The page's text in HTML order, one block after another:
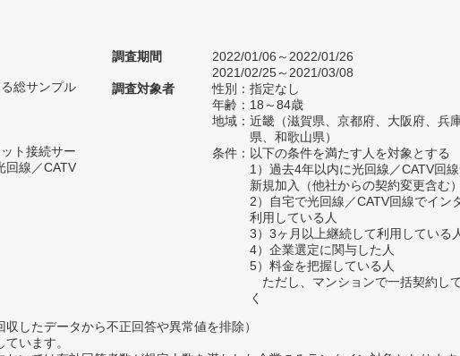
総サンプル
ト接続サー
回線／CATV
調査期間
2022/01/06～2022/01/26
2021/02/25～2021/03/08
調査対象者
性別：指定なし
年齢：18～84歳
地域：近畿（滋賀県、京都府、大阪府、兵
県、和歌山県）
条件：以下の条件を満たす人を対象とする
1）過去4年以内に光回線／CATV回
新規加入（他社からの契約変更含む
2）自宅で光回線／CATV回線でイン
利用している人
3）3ヶ月以上継続して利用している
4）企業選定に関与した人
5）料金を把握している人
ただし、マンションで一括契約し
く
したデータから不正回答や異常値を排除）
います。